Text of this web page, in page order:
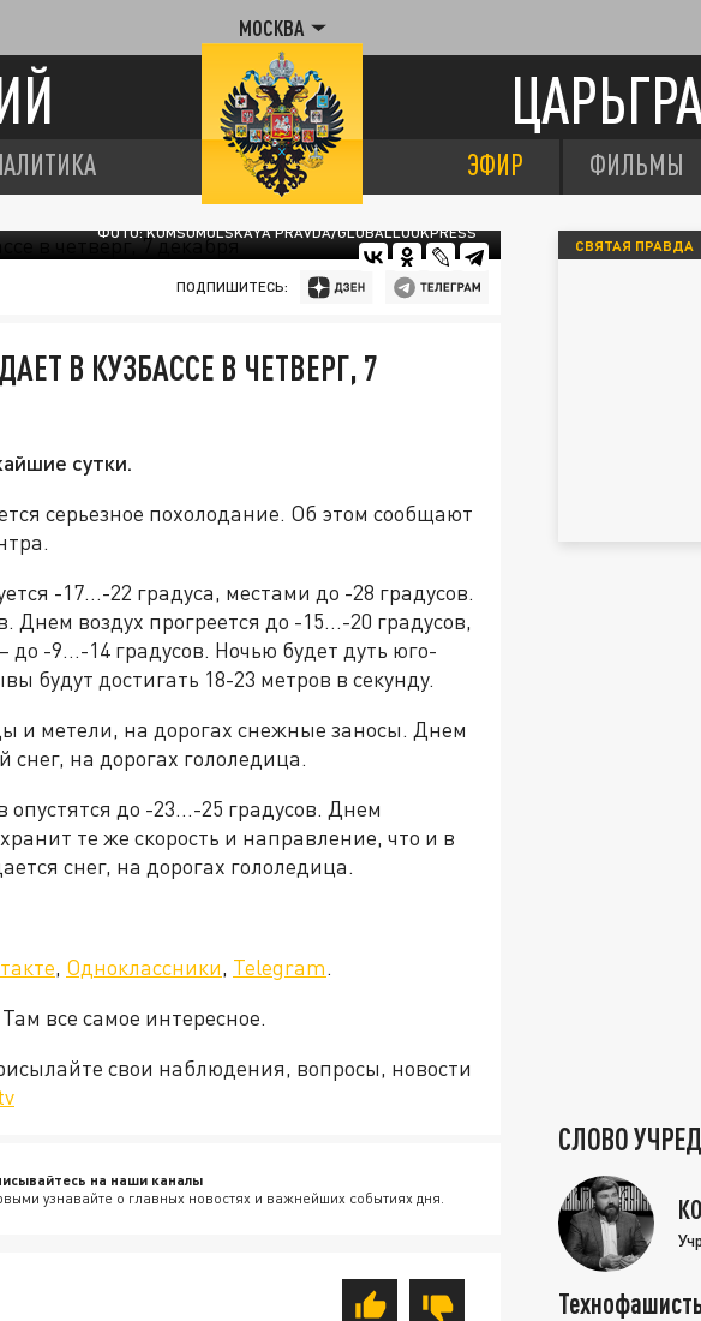
МОСКВА
ЭФИР ФИЛЬМЫ
ФОТО: KOMSOMOLSKAYA PRAVDA/GLOBALLOOKPRESS
ПОДПИШИТЕСЬ:
В КУЗБАССЕ В ЧЕТВЕРГ, 7
сутки.
серьезное похолодание. Об этом сообщают
-17…-22 градуса, местами до -28 градусов.
Днем воздух прогреется до -15…-20 градусов,
до -9…-14 градусов. Ночью будет дуть юго-
будут достигать 18-23 метров в секунду.
и метели, на дорогах снежные заносы. Днем
на дорогах гололедица.
до -23…-25 градусов. Днем
те же скорость и направление, что и в
снег, на дорогах гололедица.
, Одноклассники, Telegram.
все самое интересное.
свои наблюдения, вопросы, новости
на наши каналы
узнавайте о главных новостях и важнейших событиях дня.
СВЯТАЯ ПРАВДА
СЛОВО